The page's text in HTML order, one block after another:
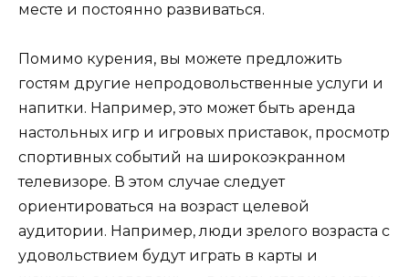
месте и постоянно развиваться.
Помимо курения, вы можете предложить
гостям другие непродовольственные услуги и
напитки. Например, это может быть аренда
настольных игр и игровых приставок, просмотр
спортивных событий на широкоэкранном
телевизоре. В этом случае следует
ориентироваться на возраст целевой
аудитории. Например, люди зрелого возраста с
удовольствием будут играть в карты и